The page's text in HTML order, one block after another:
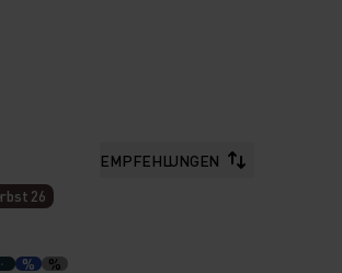
EMPFEHLUNGEN
26
% %